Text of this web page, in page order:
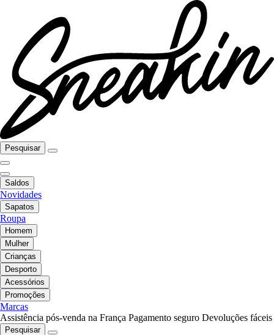
Pesquisar
Saldos
Novidades
Sapatos
Roupa
Homem
Mulher
Crianças
Desporto
Acessórios
Promoções
Marcas
Assistência pós-venda na França Pagamento seguro Devoluções fáceis
Pesquisar